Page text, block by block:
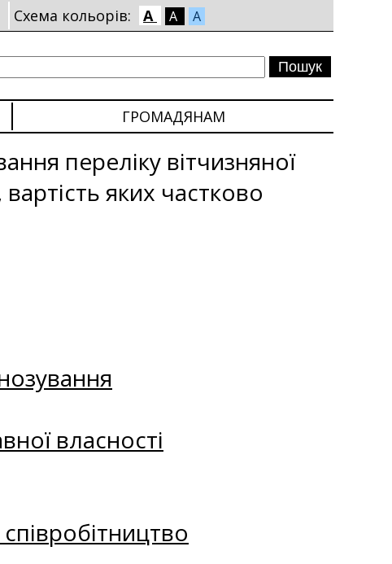
Схема кольорів: A A A
ГРОМАДЯНАМ
переліку вітчизняної
яких частково
власності